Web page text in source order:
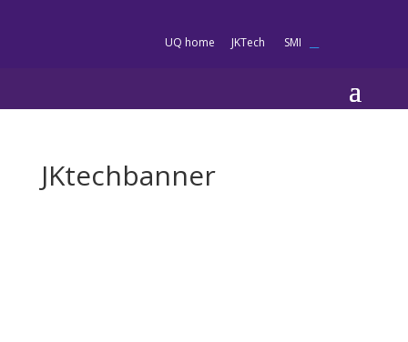
UQ home JKTech SMI
JKtechbanner